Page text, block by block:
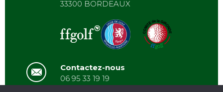
33300 BORDEAUX
Contactez-nous
06 95 33 19 19